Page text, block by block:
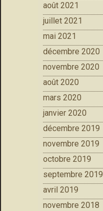
août 2021
juillet 2021
mai 2021
décembre 2020
novembre 2020
août 2020
mars 2020
janvier 2020
décembre 2019
novembre 2019
octobre 2019
septembre 2019
avril 2019
novembre 2018